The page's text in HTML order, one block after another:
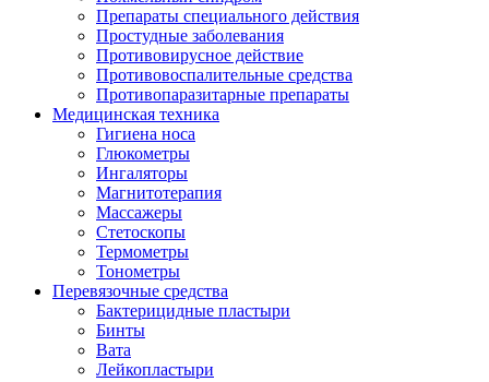
Препараты специального действия
Простудные заболевания
Противовирусное действие
Противовоспалительные средства
Противопаразитарные препараты
Медицинская техника
Гигиена носа
Глюкометры
Ингаляторы
Магнитотерапия
Массажеры
Стетоскопы
Термометры
Тонометры
Перевязочные средства
Бактерицидные пластыри
Бинты
Вата
Лейкопластыри